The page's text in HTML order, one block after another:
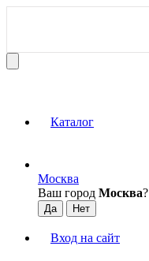
Каталог
Москва
Ваш город Москва?
Вход на сайт